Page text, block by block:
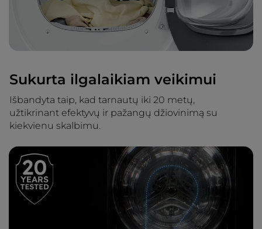
Sukurta ilgalaikiam veikimui
Išbandyta taip, kad tarnautų iki 20 metų,
užtikrinant efektyvų ir pažangų džiovinimą su
kiekvienu skalbimu.